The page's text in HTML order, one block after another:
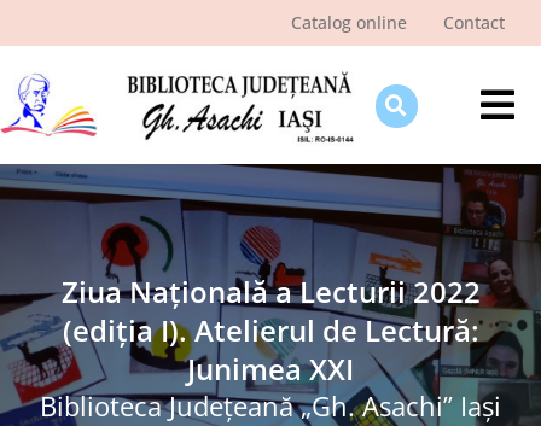
Catalog online Contact
Despre bibliotecă
Pagina cititorului
Ştiri şi evenimente
Programe şi proiecte
Interes public
Ziua Națională a Lecturii 2022
(ediția I). Atelierul de Lectură:
Junimea XXI
Biblioteca Judeţeană „Gh. Asachi” Iaşi